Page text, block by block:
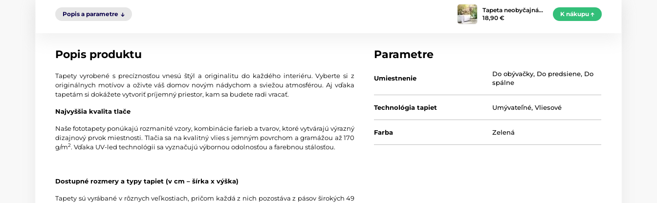
Popis a parametre
Tapeta neobyčajná…
18,90 €
K nákupu
Popis produktu
Tapety vyrobené s precíznosťou vnesú štýl a originalitu do každého interiéru. Vyberte si z
originálnych motívov a oživte váš domov novým nádychom a sviežou atmosférou. Aj vďaka
tapetám si dokážete vytvoriť príjemný priestor, kam sa budete radi vracať.
Najvyššia kvalita tlače
Naše fototapety ponúkajú rozmanité vzory, kombinácie farieb a tvarov, ktoré vytvárajú výrazný
dizajnový prvok miestnosti. Tlačia sa na kvalitný vlies s jemným povrchom a gramážou až 170
g/m2. Vďaka UV-led technológii sa vyznačujú výbornou odolnosťou a farebnou stálosťou.
Dostupné rozmery a typy tapiet (v cm – šírka x výška)
Tapety sú vyrábané v rôznych veľkostiach, pričom každá z nich pozostáva z pásov širokých 49
Parametre
Umiestnenie
Do obývačky, Do predsiene, Do
spálne
Technológia tapiet Umývateľné,Vliesové
Farba Zelená